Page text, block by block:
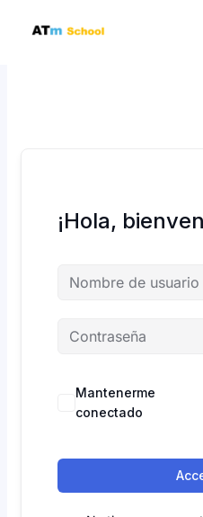
¡Hola,
Mantenerme
conectado